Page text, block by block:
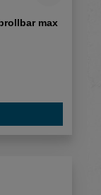
max